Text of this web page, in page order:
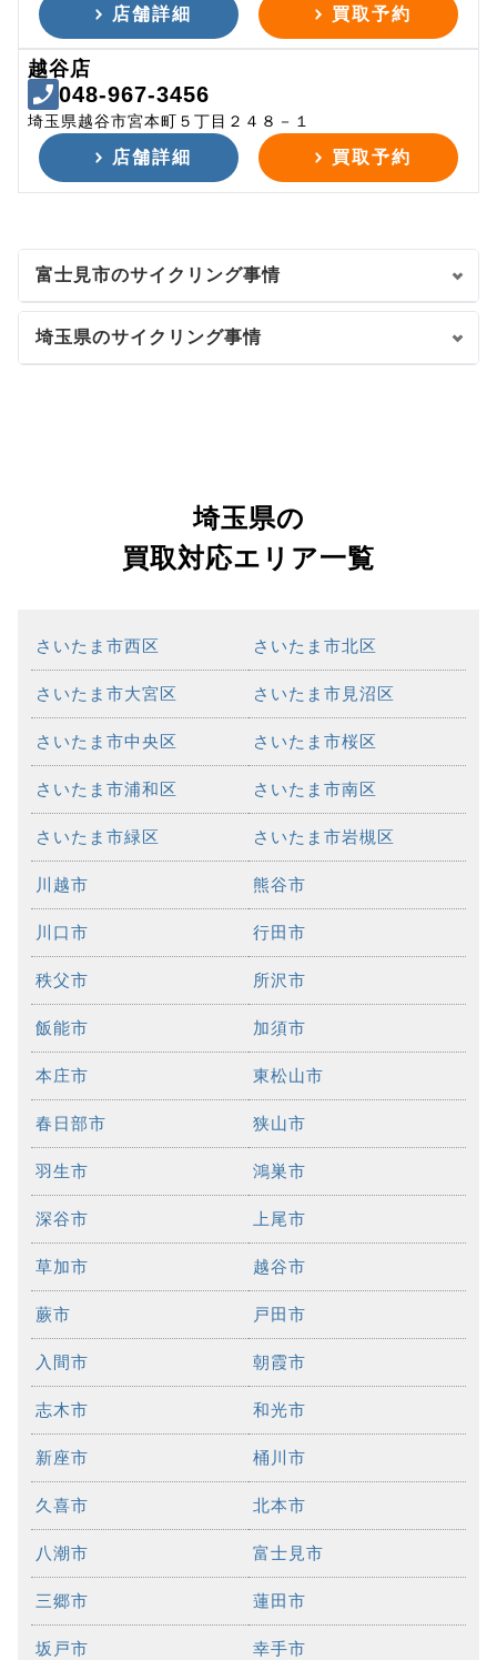
店舗詳細 買取予約
越谷店
048-967-3456
埼玉県越谷市宮本町５丁目２４８－１
店舗詳細 買取予約
富士見市のサイクリング事情
埼玉県のサイクリング事情
埼玉県の
買取対応エリア一覧
さいたま市西区 さいたま市北区
さいたま市大宮区 さいたま市見沼区
さいたま市中央区 さいたま市桜区
さいたま市浦和区 さいたま市南区
さいたま市緑区 さいたま市岩槻区
川越市 熊谷市
川口市 行田市
秩父市 所沢市
飯能市 加須市
本庄市 東松山市
春日部市 狭山市
羽生市 鴻巣市
深谷市 上尾市
草加市 越谷市
蕨市 戸田市
入間市 朝霞市
志木市 和光市
新座市 桶川市
久喜市 北本市
八潮市 富士見市
三郷市 蓮田市
坂戸市 幸手市